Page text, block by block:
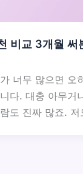
비교 3개월 써
너무 많으면 오
다. 대충 아무거
도 진짜 많죠. 저